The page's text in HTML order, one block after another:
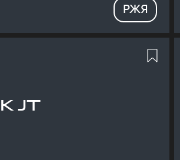
РЖЯ
JT